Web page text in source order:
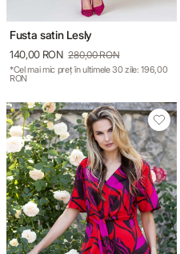
Fusta satin Lesly
140,00 RON 280,00 RON
*Cel mai mic preț în ultimele 30 zile: 196,00
RON